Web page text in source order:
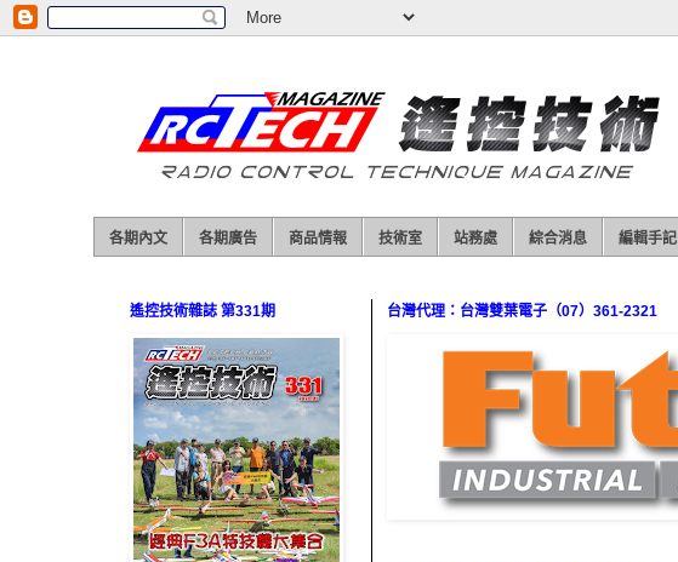
各期內文 各期廣告 商品情報 技術室 站務處 綜合消息 編輯手記
台灣代理：台灣雙葉電子（07）361-2321
遙控技術雜誌 第331期